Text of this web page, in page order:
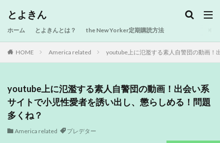
とよきん
ホーム とよきんとは？ the New Yorker定期購読方法
HOME America related youtube上に氾濫する素人自警団の動画！
youtube上に氾濫する素人自警団の動画！出会い系
サイトで小児性愛者を誘い出し、懲らしめる！問題
多くね？
America related プレデター